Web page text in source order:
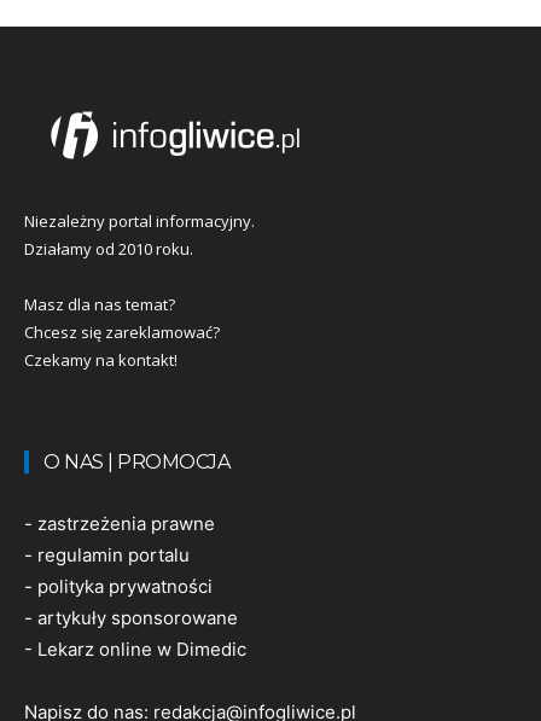
Niezależny portal informacyjny.
Działamy od 2010 roku.
Masz dla nas temat?
Chcesz się zareklamować?
Czekamy na kontakt!
O NAS | PROMOCJA
- zastrzeżenia prawne
- regulamin portalu
- polityka prywatności
- artykuły sponsorowane
- Lekarz online w Dimedic
Napisz do nas: redakcja@infogliwice.pl